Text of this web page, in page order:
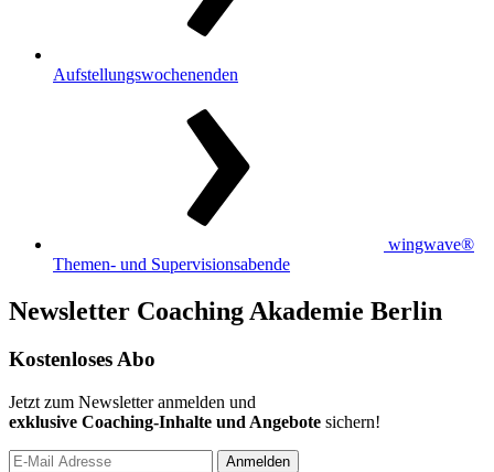
Aufstellungswochenenden
wingwave®
Themen- und Supervisionsabende
Newsletter Coaching Akademie Berlin
Kostenloses Abo
Jetzt zum Newsletter anmelden und
exklusive Coaching-Inhalte und Angebote sichern!
Anmelden